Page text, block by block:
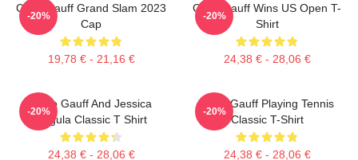
Coco Gauff Grand Slam 2023
Cap
19,78 € - 21,16 €
-20%
Coco Gauff Wins US Open T-
Shirt
24,38 € - 28,06 €
-20%
Coco Gauff And Jessica
Pegula Classic T Shirt
24,38 € - 28,06 €
-20%
Coco Gauff Playing Tennis
Classic T-Shirt
24,38 € - 28,06 €
-20%